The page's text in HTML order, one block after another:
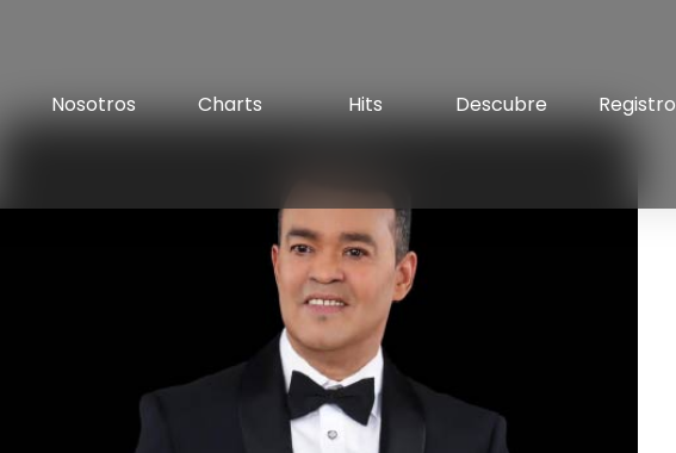
Nosotros Charts Hits Descubre Registro